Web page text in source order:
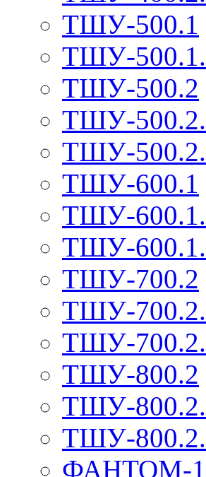
ТШУ-500.1
ТШУ-
ТШУ-500.2
ТШУ-
ТШУ-
ТШУ-600.1
ТШУ-
ТШУ-
ТШУ-700.2
ТШУ-
ТШУ-
ТШУ-800.2
ТШУ-
ТШУ-
ФАНТОМ-